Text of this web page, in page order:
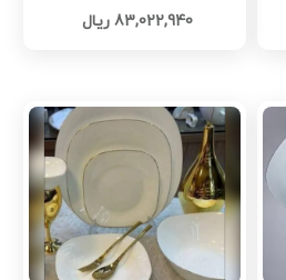
83,022,940 ریال